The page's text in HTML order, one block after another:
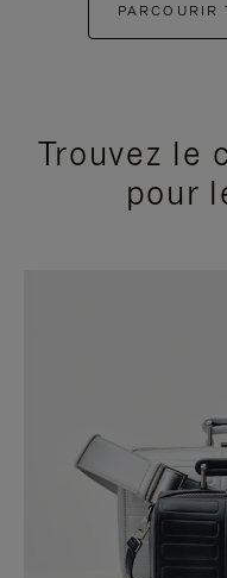
Trouvez le
pour